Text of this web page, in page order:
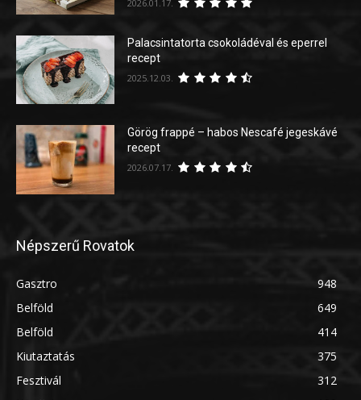
2026.01.17.
Palacsintatorta csokoládéval és eperrel
recept
2025.12.03.
Görög frappé – habos Nescafé jegeskávé
recept
2026.07.17.
Népszerű Rovatok
Gasztro
948
Belföld
649
Belföld
414
Kiutaztatás
375
Fesztivál
312